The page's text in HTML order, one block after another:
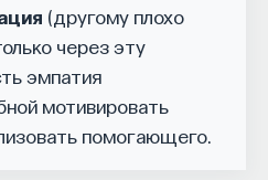
(другому плохо
через эту
эмпатия
мотивировать
помогающего.